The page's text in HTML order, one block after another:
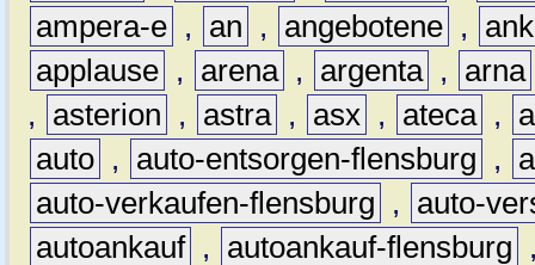
ampera-e , an , angebotene ,
applause , arena , argenta , arna
,
asterion , astra , asx , ateca ,
auto , auto-entsorgen-flensburg ,
auto-verkaufen-flensburg
,
auto-
autoankauf , autoankauf-flensburg